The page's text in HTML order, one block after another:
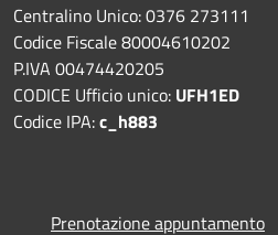
Centralino Unico: 0376 273111
Codice Fiscale 80004610202
P.IVA 00474420205
CODICE Ufficio unico: UFH1ED
Codice IPA:c_h883
Prenotazione appuntamento